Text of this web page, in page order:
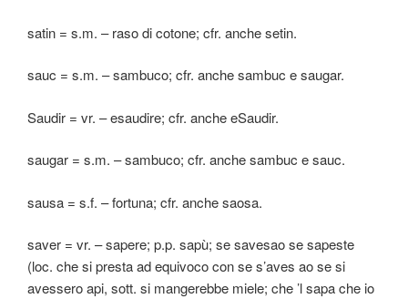
satin = s.m. – raso di cotone; cfr. anche setin.
sauc = s.m. – sambuco; cfr. anche sambuc e saugar.
Saudir = vr. – esaudire; cfr. anche eSaudir.
saugar = s.m. – sambuco; cfr. anche sambuc e sauc.
sausa = s.f. – fortuna; cfr. anche saosa.
saver = vr. – sapere; p.p. sapù; se savesao se sapeste
(loc. che si presta ad equivoco con se s’aves ao se si
avessero api, sott. si mangerebbe miele; che ’l sapa che io